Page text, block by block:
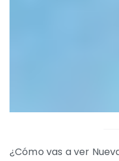
¿Cómo vas a ver